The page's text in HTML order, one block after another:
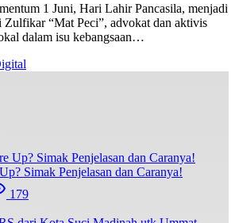
1 Juni, Hari Lahir Pancasila, menjadi
Zulfikar “Mat Peci”, advokat dan aktivis
dalam isu kebangsaan…
Simak Penjelasan dan Caranya!
179